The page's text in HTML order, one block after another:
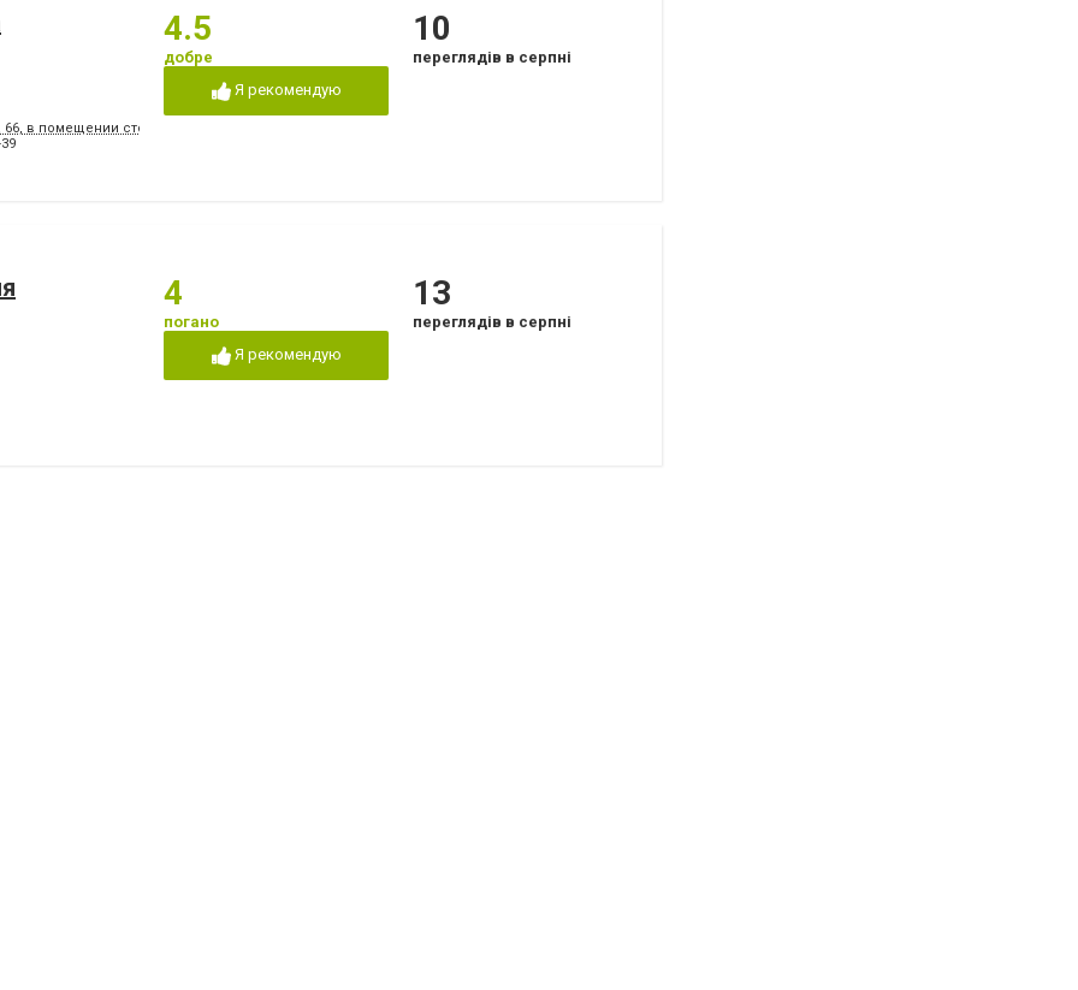
в помещении стоматологической поликлиники № 3
4.5
добре
Я рекомендую
10
переглядів в серпні
4
погано
Я рекомендую
13
переглядів в серпні